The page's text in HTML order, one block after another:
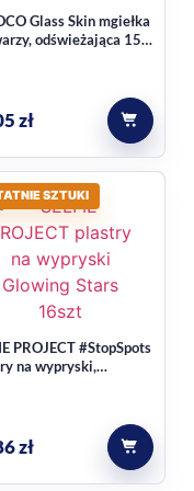
chronić
ich pielęgnację w
na wypryski.
Glass Skin mgiełka
odświeżająca 150
zł
SZTUKI
PROJECT #StopSpots
na wypryski,
zł